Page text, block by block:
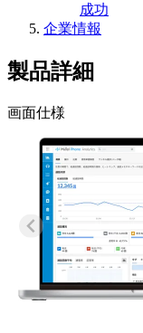
成功
企業情報
製品詳細
画面仕様